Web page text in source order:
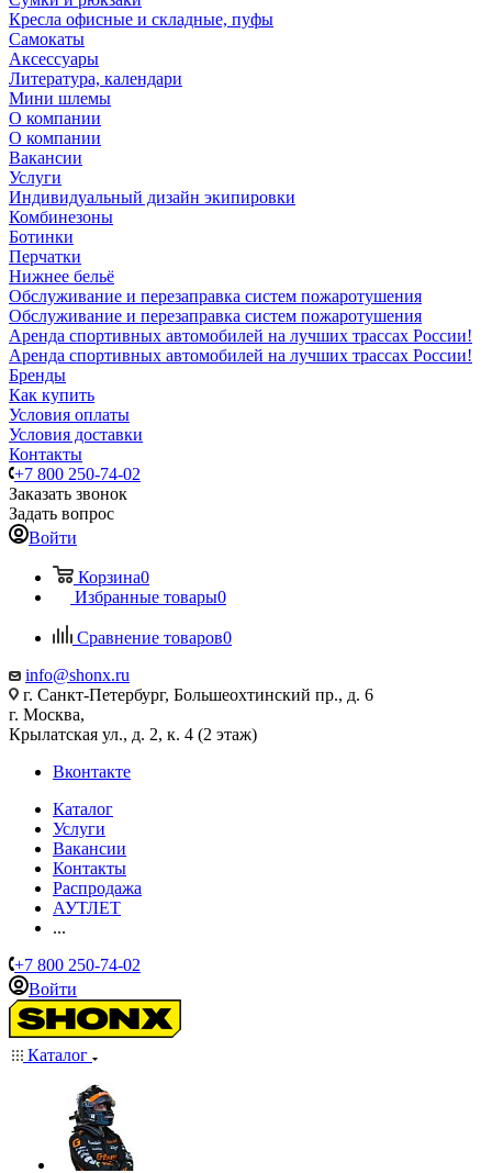
Кресла офисные и складные, пуфы
Самокаты
Аксессуары
Литература, календари
Мини шлемы
О компании
О компании
Вакансии
Услуги
Индивидуальный дизайн экипировки
Комбинезоны
Ботинки
Перчатки
Нижнее бельё
Обслуживание и перезаправка систем пожаротушения
Обслуживание и перезаправка систем пожаротушения
Аренда спортивных автомобилей на лучших трассах России!
Аренда спортивных автомобилей на лучших трассах России!
Бренды
Как купить
Условия оплаты
Условия доставки
Контакты
+7 800 250-74-02
Заказать звонок
Задать вопрос
Войти
Корзина0
Избранные товары0
Сравнение товаров0
info@shonx.ru
г. Санкт-Петербург, Большеохтинский пр., д. 6
г. Москва,
Крылатская ул., д. 2, к. 4 (2 этаж)
Вконтакте
Каталог
Услуги
Вакансии
Контакты
Распродажа
АУТЛЕТ
...
+7 800 250-74-02
Войти
Каталог